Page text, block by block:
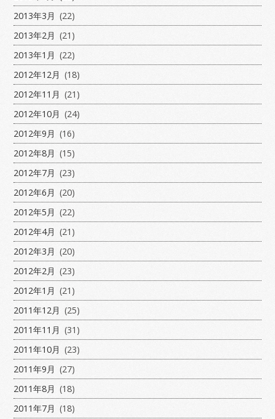
2013年3月 (22)
2013年2月 (21)
2013年1月 (22)
2012年12月 (18)
2012年11月 (21)
2012年10月 (24)
2012年9月 (16)
2012年8月 (15)
2012年7月 (23)
2012年6月 (20)
2012年5月 (22)
2012年4月 (21)
2012年3月 (20)
2012年2月 (23)
2012年1月 (21)
2011年12月 (25)
2011年11月 (31)
2011年10月 (23)
2011年9月 (27)
2011年8月 (18)
2011年7月 (18)